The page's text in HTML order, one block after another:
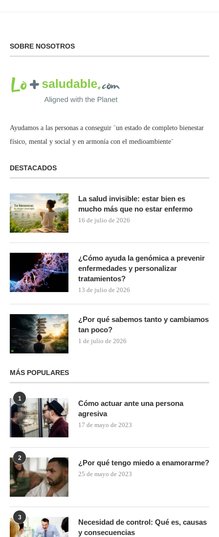
SOBRE NOSOTROS
Ayudamos a las personas a conseguir ¨un estado de completo bienestar
físico, mental y social y en armonía con el medioambiente¨
DESTACADOS
La salud invisible: estar bien es
mucho más que no estar enfermo
16 de julio de 2026
¿Cómo ayuda la genómica a prevenir
enfermedades y personalizar
tratamientos?
13 de julio de 2026
¿Por qué sabemos tanto y cambiamos
tan poco?
1 de julio de 2026
MÁS POPULARES
1
Cómo actuar ante una persona
agresiva
17 de mayo de 2023
2
¿Por qué tengo miedo a enamorarme?
25 de mayo de 2023
3
Necesidad de control: Qué es, causas
y consecuencias